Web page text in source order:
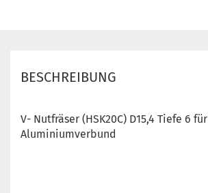
BESCHREIBUNG
V- Nutfräser (HSK20C) D15,4 Tiefe 6 für
Aluminiumverbund